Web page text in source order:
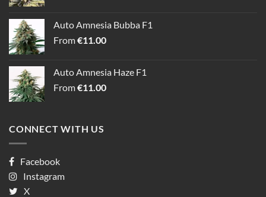
Auto Amnesia Bubba F1
From€11.00
Auto Amnesia Haze F1
From€11.00
CONNECT WITH US
Facebook
Instagram
X